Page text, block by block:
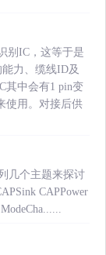
别IC，这等于是
力、缆线ID及
其中会有1 pin变
使用。对接后供
几个主题来探讨
CAPPower